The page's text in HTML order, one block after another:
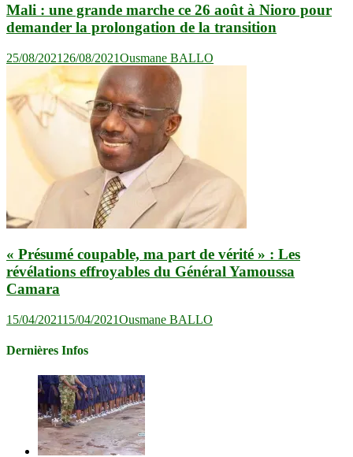
Mali : une grande marche ce 26 août à Nioro pour
demander la prolongation de la transition
25/08/2021 26/08/2021Ousmane BALLO
« Présumé coupable, ma part de vérité » : Les
révélations effroyables du Général Yamoussa
Camara
15/04/202115/04/2021Ousmane BALLO
Dernières Infos